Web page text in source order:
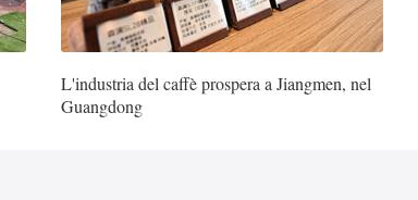
L'industria del caffè prospera a Jiangmen, nel
Guangdong